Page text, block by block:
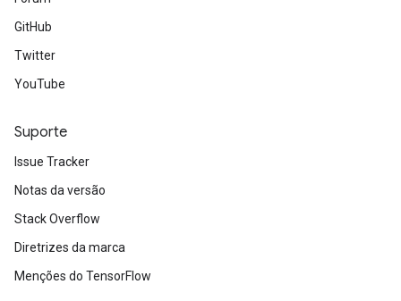
GitHub
Twitter
YouTube
Suporte
Issue Tracker
Notas da versão
Stack Overflow
Diretrizes da marca
Menções do TensorFlow